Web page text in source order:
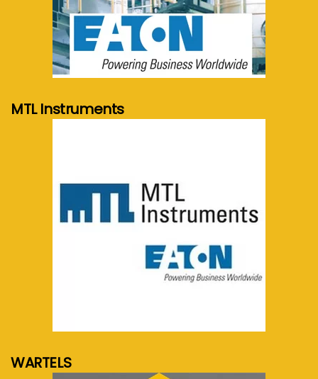
meer info...
MTL Instruments
WARTELS